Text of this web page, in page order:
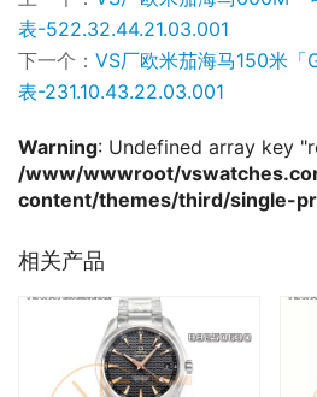
表-522.32.44.21.03.001
下一个： VS厂欧米茄海马150米「
表-231.10.43.22.03.001
Warning: Undefined array key
/www/wwwroot/
content/themes/third/single-
相关产品